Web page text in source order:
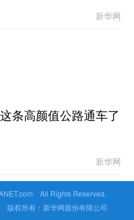
新华网
条高颜值公路通车了
新华网
All Rights Reserved.
权所有：新华网股份有限公司